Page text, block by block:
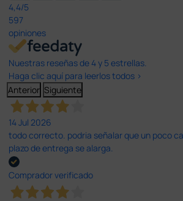
4,4/5
597
opiniones
Nuestras reseñas de 4 y 5 estrellas.
Haga clic aquí para leerlos todos >
Anterior Siguiente
14 Jul 2026
todo correcto. podria señalar que un poco
plazo de entrega se alarga.
Comprador verificado